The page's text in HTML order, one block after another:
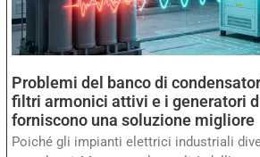
Problemi del banco di
filtri armonici attivi e i generatori
forniscono una soluzione migliore
Poiché gli impianti elettrici industriali